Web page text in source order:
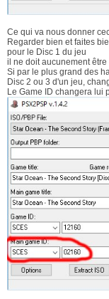
Ce qui va nous donner
Regarder bien et faites
pour le Disc 1 du jeu
il ne doit aucunement
Si par le plus grand des
Disc 2 ou 3 d'un jeu,
Le Game ID changera lui